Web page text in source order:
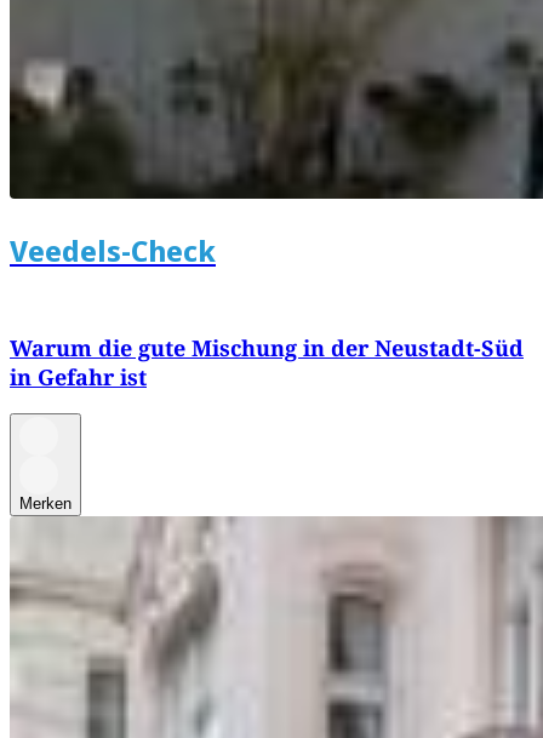
Veedels-Check
Warum die gute Mischung in der Neustadt-Süd
in Gefahr ist
Merken